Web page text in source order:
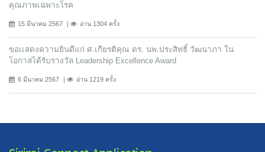
คุณภาพเฉพาะโรค
15 มีนาคม 2567 อ่าน 1304 ครั้ง
ขอเเสดงความยินดีแก่ ศ.เกียรติคุณ ดร. นพ.ประสิทธิ์ วัฒนาภา ใน
โอกาสได้รับรางวัล Leadership Excellence Award
6 มีนาคม 2567 อ่าน 1219 ครั้ง